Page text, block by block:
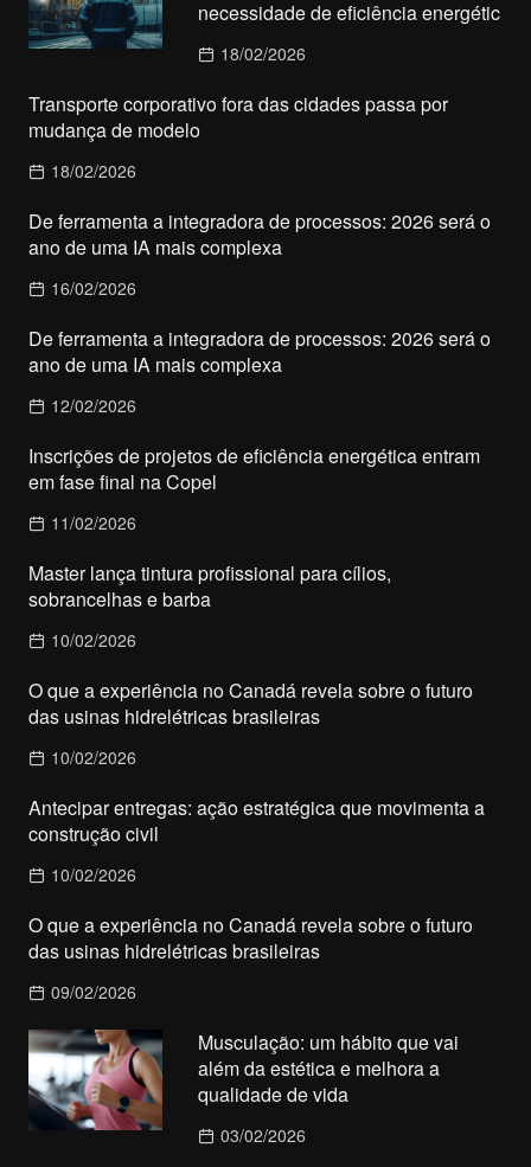
necessidade de eficiência energétic
18/02/2026
Transporte corporativo fora das cidades passa por
mudança de modelo
18/02/2026
De ferramenta a integradora de processos: 2026 será o
ano de uma IA mais complexa
16/02/2026
De ferramenta a integradora de processos: 2026 será o
ano de uma IA mais complexa
12/02/2026
Inscrições de projetos de eficiência energética entram
em fase final na Copel
11/02/2026
Master lança tintura profissional para cílios,
sobrancelhas e barba
10/02/2026
O que a experiência no Canadá revela sobre o futuro
das usinas hidrelétricas brasileiras
10/02/2026
Antecipar entregas: ação estratégica que movimenta a
construção civil
10/02/2026
O que a experiência no Canadá revela sobre o futuro
das usinas hidrelétricas brasileiras
09/02/2026
Musculação: um hábito que vai
além da estética e melhora a
qualidade de vida
03/02/2026